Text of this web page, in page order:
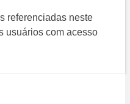
referenciadas neste
usuários com acesso